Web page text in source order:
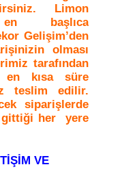
Limon
başlıca
Gelişim’den
olması
tarafından
en kısa süre
teslim edilir.
siparişlerde
gittiği her yere
VE